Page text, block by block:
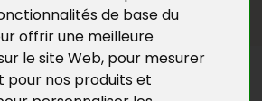
de base du
offrir une meilleure
le site Web, pour mesurer
nos produits et